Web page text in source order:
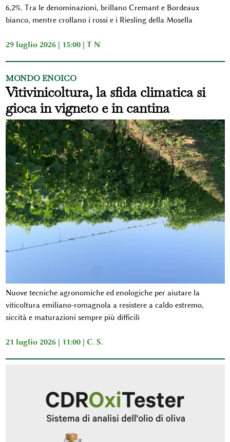
6,2%. Tra le denominazioni, brillano Cremant e Bordeaux
bianco, mentre crollano i rossi e i Riesling della Mosella
29 luglio 2026 | 15:00 | T N
MONDO ENOICO
Vitivinicoltura, la sfida climatica si
gioca in vigneto e in cantina
Nuove tecniche agronomiche ed enologiche per aiutare la
viticoltura emiliano-romagnola a resistere a caldo estremo,
siccità e maturazioni sempre più difficili
21 luglio 2026 | 11:00 | C. S.